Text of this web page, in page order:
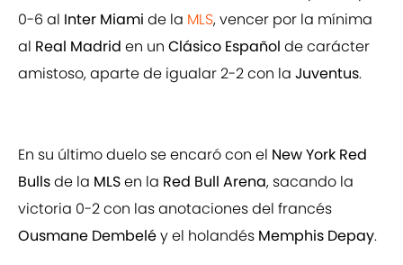
0-6 al Inter Miami de la MLS, vencer por la mínima
al Real Madrid en un Clásico Español de carácter
amistoso, aparte de igualar 2-2 con la Juventus.
En su último duelo se encaró con el New York Red
Bullsde la MLSen la Red Bull Arena, sacando la
victoria 0-2 con las anotaciones del francés
Ousmane Dembeléy el holandés Memphis Depay.